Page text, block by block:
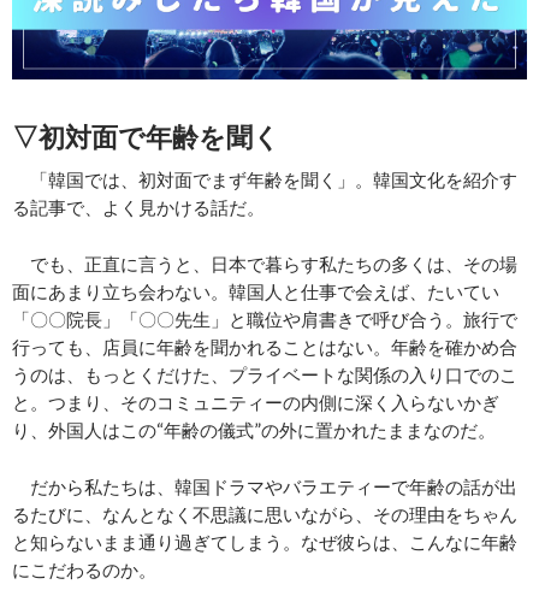
▽初対面で年齢を聞く
「韓国では、初対面でまず年齢を聞く」。韓国文化を紹介す
る記事で、よく見かける話だ。
でも、正直に言うと、日本で暮らす私たちの多くは、その場
面にあまり立ち会わない。韓国人と仕事で会えば、たいてい
「〇〇院長」「〇〇先生」と職位や肩書きで呼び合う。旅行で
行っても、店員に年齢を聞かれることはない。年齢を確かめ合
うのは、もっとくだけた、プライベートな関係の入り口でのこ
と。つまり、そのコミュニティーの内側に深く入らないかぎ
り、外国人はこの“年齢の儀式”の外に置かれたままなのだ。
だから私たちは、韓国ドラマやバラエティーで年齢の話が出
るたびに、なんとなく不思議に思いながら、その理由をちゃん
と知らないまま通り過ぎてしまう。なぜ彼らは、こんなに年齢
にこだわるのか。